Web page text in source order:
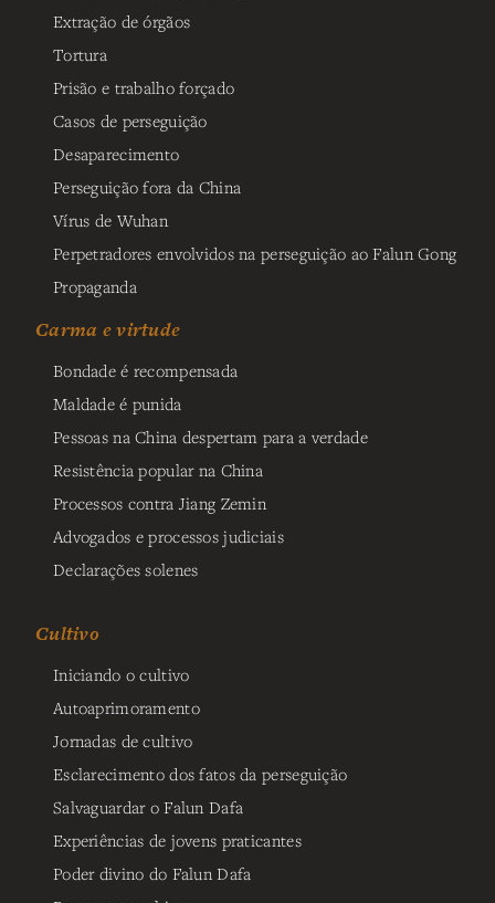
Extração de órgãos
Tortura
Prisão e trabalho forçado
Casos de perseguição
Desaparecimento
Perseguição fora da China
Vírus de Wuhan
Perpetradores envolvidos na perseguição ao Falun Gong
Propaganda
Carma e virtude
Bondade é recompensada
Maldade é punida
Pessoas na China despertam para a verdade
Resistência popular na China
Processos contra Jiang Zemin
Advogados e processos judiciais
Declarações solenes
Cultivo
Iniciando o cultivo
Autoaprimoramento
Jornadas de cultivo
Esclarecimento dos fatos da perseguição
Salvaguardar o Falun Dafa
Experiências de jovens praticantes
Poder divino do Falun Dafa